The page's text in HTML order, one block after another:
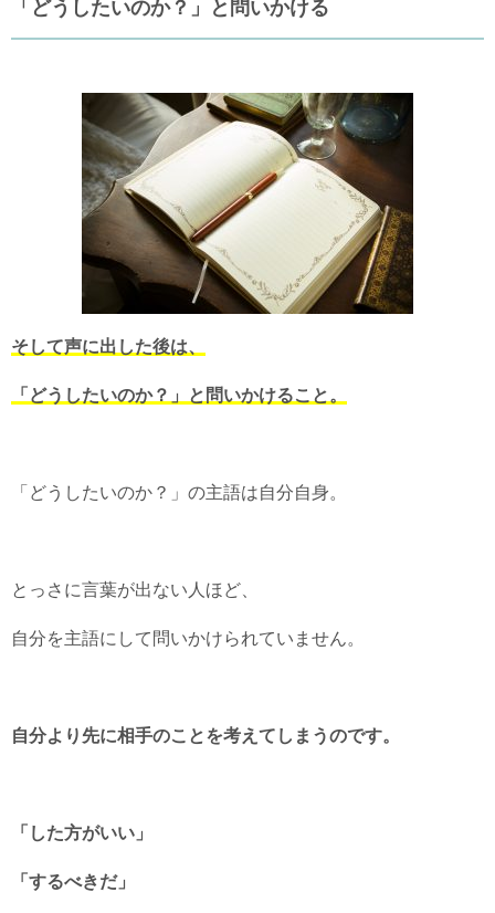
「どうしたいのか？」と問いかける
そして声に出した後は、
「どうしたいのか？」と問いかけること。
「どうしたいのか？」の主語は自分自身。
とっさに言葉が出ない人ほど、
自分を主語にして問いかけられていません。
自分より先に相手のことを考えてしまうのです。
「した方がいい」
「するべきだ」